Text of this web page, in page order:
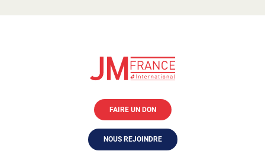
FAIRE UN DON
NOUS REJOINDRE